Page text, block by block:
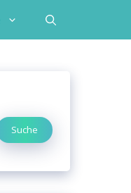
Suche